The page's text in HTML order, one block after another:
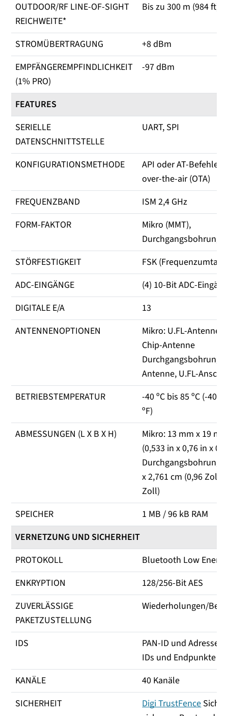
OUTDOOR/RF LINE-OF-SIGHT
REICHWEITE*
Bis zu 300 m (984 ft)
STROMÜBERTRAGUNG
+8 dBm
EMPFÄNGEREMPFINDLICHKEIT
(1% PRO)
-97 dBm
FEATURES
SERIELLE
DATENSCHNITTSTELLE
UART, SPI
KONFIGURATIONSMETHODE
API oder AT-Befehle,
over-the-air (OTA)
FREQUENZBAND
ISM 2,4 GHz
FORM-FAKTOR
Mikro (MMT),
Durchgangsbohrung
STÖRFESTIGKEIT
FSK
ADC-EINGÄNGE
(4) 10-Bit ADC-
DIGITALE E/A
13
ANTENNENOPTIONEN
Mikro: U.FL-Antenne,
Chip-Antenne
Durchgangsbohrung:
Antenne, U.FL-
BETRIEBSTEMPERATUR
-40 ºC bis 85 ºC (-40
ºF)
ABMESSUNGEN (L X B X H)
Mikro: 13 mm x 19
(0,533 in x 0,76 in x
Durchgangsbohrung:
x 2,761 cm (0,96 Zoll
Zoll)
SPEICHER
1 MB / 96 kB RAM
VERNETZUNG UND SICHERHEIT
PROTOKOLL
Bluetooth Low
ENKRYPTION
128/256-Bit AES
ZUVERLÄSSIGE
PAKETZUSTELLUNG
Wiederholungen/
IDS
PAN-ID und
IDs und Endpunkte
KANÄLE
40 Kanäle
SICHERHEIT
Digi TrustFence